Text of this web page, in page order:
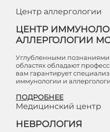
Центр аллергологии
ЦЕНТР
АЛЛЕРГОЛОГИИ
Углубленными
областях обладают
вам гарантирует
иммунологии и
ПОДРОБНЕЕ
Медицинский центр
НЕВРОЛОГИЯ